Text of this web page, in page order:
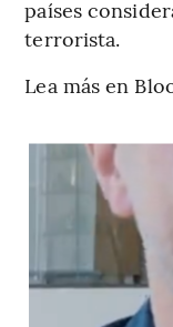
países
terrorista.
Lea más en